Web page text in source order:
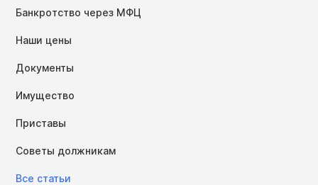
Банкротство через МФЦ
Наши цены
Документы
Имущество
Приставы
Советы должникам
Все статьи